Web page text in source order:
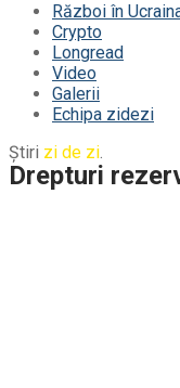
Război în
Crypto
Longread
Video
Galerii
Echipa zidezi
Știri zi de zi.
Drepturi